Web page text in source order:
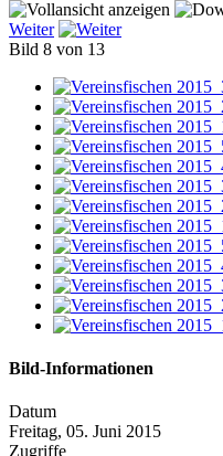
Weiter
Bild 8 von 13
Bild-Informationen
Datum
Freitag, 05. Juni 2015
Zugriffe